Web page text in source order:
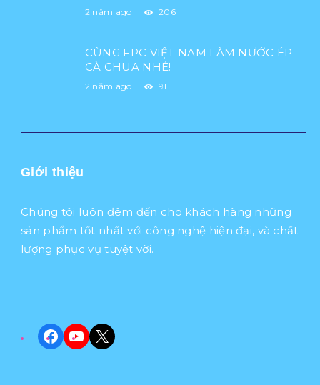
2 năm ago 206
CÙNG FPC VIỆT NAM LÀM NƯỚC ÉP
CÀ CHUA NHÉ!
2 năm ago 91
Giới thiệu
Chúng tôi luôn đêm đến cho khách hàng những
sản phẩm tốt nhất với công nghệ hiện đại, và chất
lượng phục vụ tuyệt vời.
Facebook
YouTube
X